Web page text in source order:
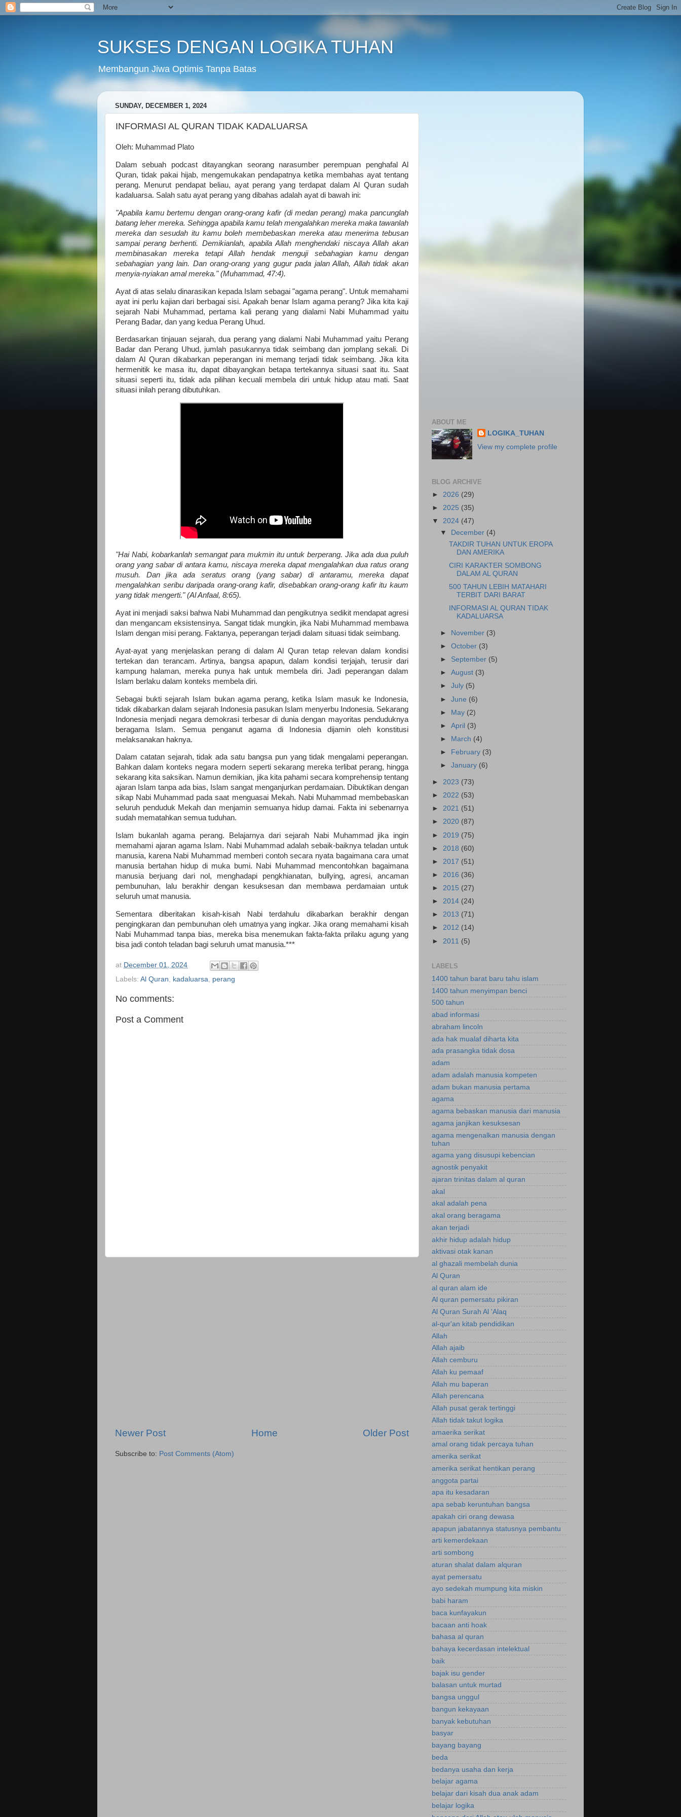
SUKSES DENGAN LOGIKA TUHAN
Membangun Jiwa Optimis Tanpa Batas
SUNDAY, DECEMBER 1, 2024
INFORMASI AL QURAN TIDAK KADALUARSA
Oleh: Muhammad Plato
Dalam sebuah podcast ditayangkan seorang narasumber perempuan penghafal Al
Quran, tidak pakai hijab, mengemukakan pendapatnya ketika membahas ayat tentang
perang. Menurut pendapat beliau, ayat perang yang terdapat dalam Al Quran sudah
kadaluarsa. Salah satu ayat perang yang dibahas adalah ayat di bawah ini:
"Apabila kamu bertemu dengan orang-orang kafir (di medan perang) maka pancunglah
batang leher mereka. Sehingga apabila kamu telah mengalahkan mereka maka tawanlah
mereka dan sesudah itu kamu boleh membebaskan mereka atau menerima tebusan
sampai perang berhenti. Demikianlah, apabila Allah menghendaki niscaya Allah akan
membinasakan mereka tetapi Allah hendak menguji sebahagian kamu dengan
sebahagian yang lain. Dan orang-orang yang gugur pada jalan Allah, Allah tidak akan
menyia-nyiakan amal mereka." (Muhammad, 47:4).
Ayat di atas selalu dinarasikan kepada Islam sebagai "agama perang". Untuk memahami
ayat ini perlu kajian dari berbagai sisi. Apakah benar Islam agama perang? Jika kita kaji
sejarah Nabi Muhammad, pertama kali perang yang dialami Nabi Muhammad yaitu
Perang Badar, dan yang kedua Perang Uhud.
Berdasarkan tinjauan sejarah, dua perang yang dialami Nabi Muhammad yaitu Perang
Badar dan Perang Uhud, jumlah pasukannya tidak seimbang dan jomplang sekali. Di
dalam Al Quran dikabarkan peperangan ini memang terjadi tidak seimbang. Jika kita
hermenitik ke masa itu, dapat dibayangkan betapa tertekannya situasi saat itu. Saat
situasi seperti itu, tidak ada pilihan kecuali membela diri untuk hidup atau mati. Saat
situasi inilah perang dibutuhkan.
"Hai Nabi, kobarkanlah semangat para mukmin itu untuk berperang. Jika ada dua puluh
orang yang sabar di antara kamu, niscaya mereka dapat mengalahkan dua ratus orang
musuh. Dan jika ada seratus orang (yang sabar) di antaramu, mereka dapat
mengalahkan seribu daripada orang-orang kafir, disebabkan orang-orang kafir itu kaum
yang tidak mengerti." (Al Anfaal, 8:65).
Ayat ini menjadi saksi bahwa Nabi Muhammad dan pengikutnya sedikit mendapat agresi
dan mengancam eksistensinya. Sangat tidak mungkin, jika Nabi Muhammad membawa
Islam dengan misi perang. Faktanya, peperangan terjadi dalam situasi tidak seimbang.
Ayat-ayat yang menjelaskan perang di dalam Al Quran tetap relevan dalam kondisi
tertekan dan terancam. Artinya, bangsa apapun, dalam kondisi terjajah, terusir dari
kampung halaman, mereka punya hak untuk membela diri. Jadi peperangan dalam
Islam berlaku dalam konteks membela diri.
Sebagai bukti sejarah Islam bukan agama perang, ketika Islam masuk ke Indonesia,
tidak dikabarkan dalam sejarah Indonesia pasukan Islam menyerbu Indonesia. Sekarang
Indonesia menjadi negara demokrasi terbesar di dunia dengan mayoritas penduduknya
beragama Islam. Semua penganut agama di Indonesia dijamin oleh konstitusi
melaksanakan haknya.
Dalam catatan sejarah, tidak ada satu bangsa pun yang tidak mengalami peperangan.
Bahkan dalam konteks negara modern seperti sekarang mereka terlibat perang, hingga
sekarang kita saksikan. Namun demikian, jika kita pahami secara komprehensip tentang
ajaran Islam tanpa ada bias, Islam sangat menganjurkan perdamaian. Dibuktikan dengan
sikap Nabi Muhammad pada saat menguasai Mekah. Nabi Muhammad membebaskan
seluruh penduduk Mekah dan menjamin semuanya hidup damai. Fakta ini sebenarnya
sudah mematahkan semua tuduhan.
Islam bukanlah agama perang. Belajarnya dari sejarah Nabi Muhammad jika ingin
memahami ajaran agama Islam. Nabi Muhammad adalah sebaik-baiknya teladan untuk
manusia, karena Nabi Muhammad memberi contoh secara nyata bagaimana cara umat
manusia bertahan hidup di muka bumi. Nabi Muhammad mencontohkan bagaimana
manusia berjuang dari nol, menghadapi pengkhianatan, bullying, agresi, ancaman
pembunuhan, lalu berakhir dengan kesuksesan dan membawa perdamaian untuk
seluruh umat manusia.
Sementara diberitakan kisah-kisah Nabi terdahulu dikabarkan berakhir dengan
pengingkaran dan pembunuhan oleh umatnya yang ingkar. Jika orang memahami kisah
Nabi Muhammad tanpa bias, mereka bisa menemukan fakta-fakta prilaku agung yang
bisa jadi contoh teladan bagi seluruh umat manusia.***
at December 01, 2024
Labels: Al Quran kadaluarsa perang
No comments:
Post a Comment
Newer Post Older Post
Home
Subscribe to: Post Comments (Atom)
ABOUT ME
LOGIKA_TUHAN
View my complete profile
BLOG ARCHIVE
► 2026 (29)
► 2025 (35)
▼ 2024 (47)
▼
December (4)
TAKDIR TUHAN UNTUK EROPA
DAN AMERIKA
CIRI KARAKTER SOMBONG
DALAM AL QURAN
500 TAHUN LEBIH MATAHARI
TERBIT DARI BARAT
INFORMASI AL QURAN TIDAK
KADALUARSA
► November (3)
►October (3)
► September (5)
►August (3)
►July (5)
►June (6)
► May (2)
►April (3)
►
March (4)
►
February (3)
►January (6)
► 2023 (73)
► 2022 (53)
► 2021 (51)
► 2020 (87)
► 2019 (75)
► 2018 (60)
► 2017 (51)
► 2016 (36)
► 2015 (27)
► 2014 (24)
► 2013 (71)
► 2012 (14)
► 2011 (5)
LABELS
1400 tahun barat baru tahu islam
1400 tahun menyimpan benci
500 tahun
abad informasi
abraham lincoln
ada hak mualaf diharta kita
ada prasangka tidak dosa
adam
adam adalah manusia kompeten
adam bukan manusia pertama
agama
agama bebaskan manusia dari manusia
agama janjikan kesuksesan
agama mengenalkan manusia dengan
tuhan
agama yang disusupi kebencian
agnostik penyakit
ajaran trinitas dalam al quran
akal
akal adalah pena
akal orang beragama
akan terjadi
akhir hidup adalah hidup
aktivasi otak kanan
al ghazali membelah dunia
Al Quran
al quran alam ide
Al quran pemersatu pikiran
Al Quran Surah Al 'Alaq
al-qur'an kitab pendidikan
Allah
Allah ajaib
Allah cemburu
Allah ku pemaaf
Allah mu baperan
Allah perencana
Allah pusat gerak tertinggi
Allah tidak takut logika
amaerika serikat
amal orang tidak percaya tuhan
amerika serikat
amerika serikat hentikan perang
anggota partai
apa itu kesadaran
apa sebab keruntuhan bangsa
apakah ciri orang dewasa
apapun jabatannya statusnya pembantu
arti kemerdekaan
arti sombong
aturan shalat dalam alquran
ayat pemersatu
ayo sedekah mumpung kita miskin
babi haram
baca kunfayakun
bacaan anti hoak
bahasa al quran
bahaya kecerdasan intelektual
baik
bajak isu gender
balasan untuk murtad
bangsa unggul
bangun kekayaan
banyak kebutuhan
basyar
bayang bayang
beda
bedanya usaha dan kerja
belajar agama
belajar dari kisah dua anak adam
belajar logika